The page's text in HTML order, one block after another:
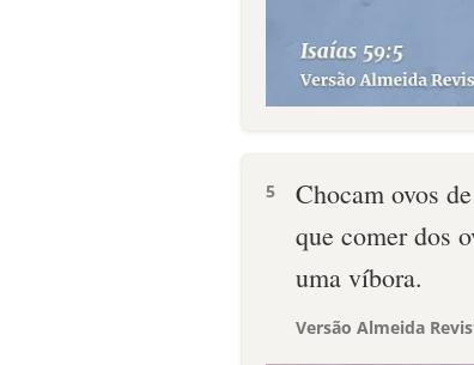
5
Chocam ovos
que comer dos
uma víbora.
Versão Almeida